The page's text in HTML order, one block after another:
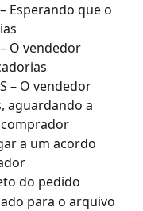
– Esperando que o
– O vendedor
– O vendedor
aguardando a
a um acordo
do pedido
para o arquivo